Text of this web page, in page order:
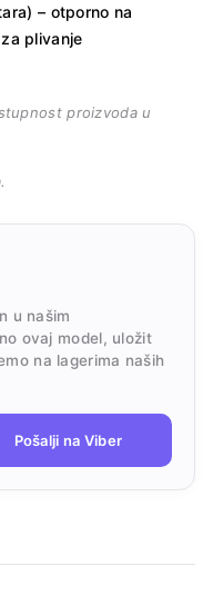
– otporno na
plivanje
proizvoda u
u našim
ovaj model, uložit
na lagerima naših
Pošalji na Viber